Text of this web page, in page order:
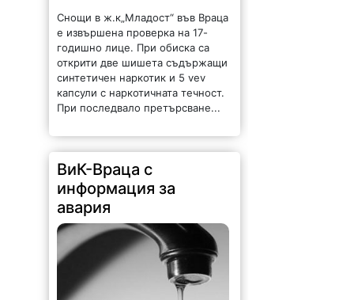
Снощи в ж.к„Младост“ във Враца
е извършена проверка на 17-
годишно лице. При обиска са
открити две шишета съдържащи
синтетичен наркотик и 5 vev
капсули с наркотичната течност.
При последвало претърсване...
ВиК-Враца с
информация за
авария